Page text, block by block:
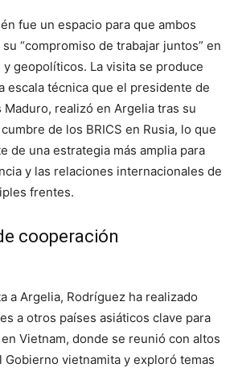
fue un espacio para que ambos
“compromiso de trabajar juntos” en
geopolíticos. La visita se produce
escala técnica que el presidente de
Maduro, realizó en Argelia tras su
de los BRICS en Rusia, lo que
de una estrategia más amplia para
y las relaciones internacionales de
frentes.
cooperación
a Argelia, Rodríguez ha realizado
a otros países asiáticos clave para
Vietnam, donde se reunió con altos
vietnamita y exploró temas